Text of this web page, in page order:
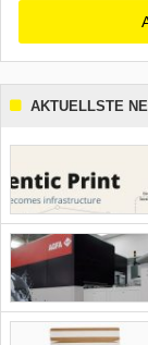
AKTUELLSTE